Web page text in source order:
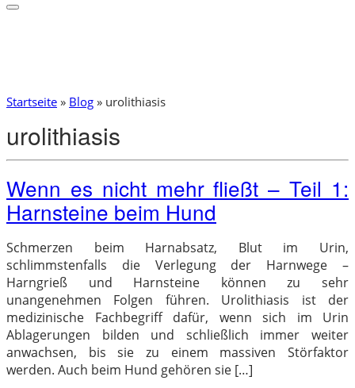
Startseite » Blog » urolithiasis
urolithiasis
Wenn es nicht mehr fließt – Teil 1:
Harnsteine beim Hund
Schmerzen beim Harnabsatz, Blut im Urin,
schlimmstenfalls die Verlegung der Harnwege –
Harngrieß und Harnsteine können zu sehr
unangenehmen Folgen führen. Urolithiasis ist der
medizinische Fachbegriff dafür, wenn sich im Urin
Ablagerungen bilden und schließlich immer weiter
anwachsen, bis sie zu einem massiven Störfaktor
werden. Auch beim Hund gehören sie […]